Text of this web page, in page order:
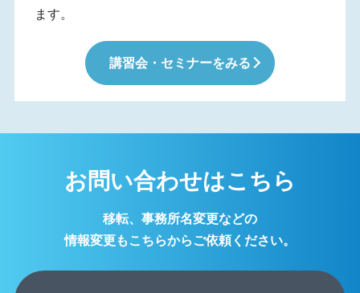
ます。
講習会・セミナーをみる
お問い合わせはこちら
移転、事務所名変更などの
情報変更もこちらからご依頼ください。